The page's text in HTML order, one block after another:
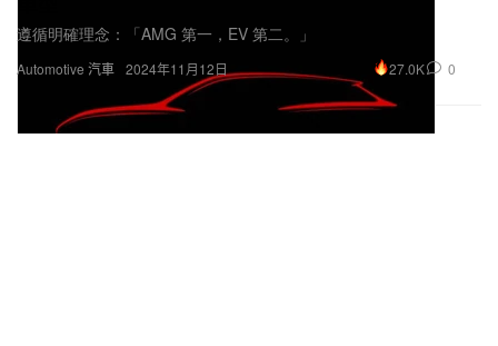
Automotive 汽車
遵循明確理念：「AMG 第一，EV 第二。」
2024年11月12日 27.0K 0